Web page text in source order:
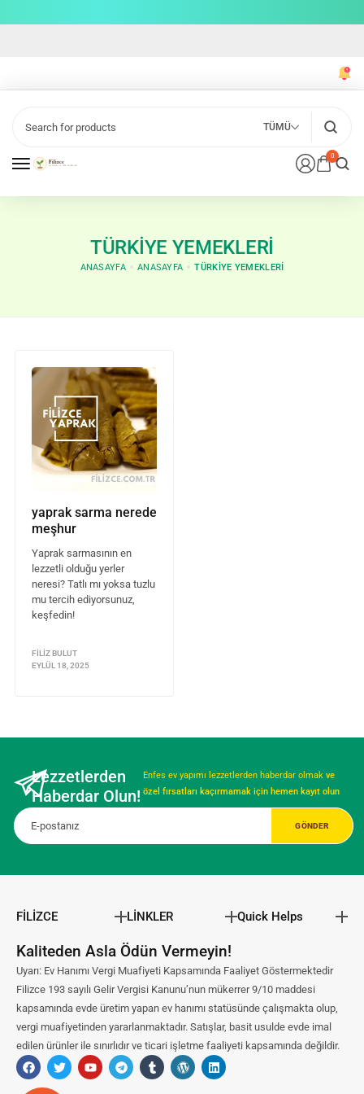
0
TÜMÜ
TÜRKIYE YEMEKLERI
ANASAYFA ANASAYFA TÜRKIYE YEMEKLERI
yaprak sarma nerede
meşhur
Yaprak sarmasının en
lezzetli olduğu yerler
neresi? Tatlı mı yoksa tuzlu
mu tercih ediyorsunuz,
keşfedin!
FILIZ BULUT
EYLÜL 18, 2025
Lezzetlerden
Haberdar Olun!
Enfes ev yapımı lezzetlerden haberdar olmak ve
özel fırsatları kaçırmamak için hemen kayıt olun
FİLİZCE LİNKLER Quick Helps
Kaliteden Asla Ödün Vermeyin!
Uyarı: Ev Hanımı Vergi Muafiyeti Kapsamında Faaliyet Göstermektedir
Filizce 193 sayılı Gelir Vergisi Kanunu’nun mükerrer 9/10 maddesi
kapsamında evde üretim yapan ev hanımı statüsünde çalışmakta olup,
vergi muafiyetinden yararlanmaktadır. Satışlar, basit usulde evde imal
edilen ürünler ile sınırlıdır ve ticari işletme faaliyeti kapsamında değildir.